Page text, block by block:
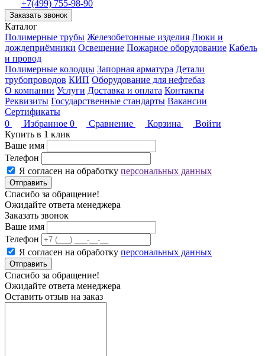
+7(499) 755-98-90
Заказать звонок
Каталог
Полимерные трубы Железобетонные изделия Люки и
дождеприёмники Освещение Пожарное оборудование Кабель
и провод
Полимерные колодцы Запорная арматура Детали
трубопроводов КИП Оборудование для нефтебаз
О компании Услуги Доставка и оплата Контакты
Реквизиты Государственные стандарты Вакансии
Сертификаты
0
Избранное 0 Сравнение Корзина
Войти
Купить в 1 клик
Ваше имя
Телефон
Я согласен на обработку персональных данных
Отправить
Спасибо за обращение!
Ожидайте ответа менеджера
Заказать звонок
Ваше имя
Телефон
Я согласен на обработку персональных данных
Отправить
Спасибо за обращение!
Ожидайте ответа менеджера
Оставить отзыв на заказ